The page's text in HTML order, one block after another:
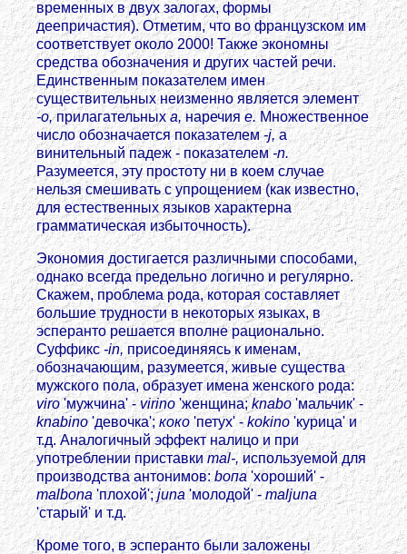
временных в двух залогах, формы
деепричастия). Отметим, что во французском им
соответствует около 2000! Также экономны
средства обозначения и других частей речи.
Единственным показателем имен
существительных неизменно является элемент
-о,прилагательныха,наречияе.Множественное
число обозначается показателем-j, a
винительный падеж - показателем -n.
Разумеется, эту простоту ни в коем случае
нельзя смешивать с упрощением (как известно,
для естественных языков характерна
грамматическая избыточность).
Экономия достигается различными способами,
однако всегда предельно логично и регулярно.
Скажем, проблема рода, которая составляет
большие трудности в некоторых языках, в
эсперанто решается вполне рационально.
Суффикс -in, присоединяясь к именам,
обозначающим, разумеется, живые существа
мужского пола, образует имена женского рода:
viro'мужчина' -virino 'женщина;knabo'мальчик' -
knabino'девочка'; коко 'петух' -kokino 'курица' и
т.д. Аналогичный эффект налицо и при
употреблении приставкиmal-,используемой для
производства антонимов:bопа'хороший' -
malbona'плохой';juna'молодой' - maljuna
'старый' и т.д.
Кроме того, в эсперанто были заложены